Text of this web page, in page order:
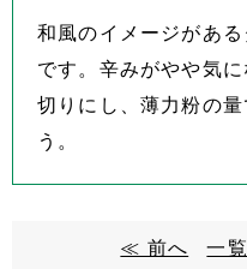
和風のイメージがある
です。辛みがやや気
切りにし、薄力粉の
う。
≪ 前へ 一